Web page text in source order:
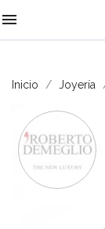

Inicio Joyería